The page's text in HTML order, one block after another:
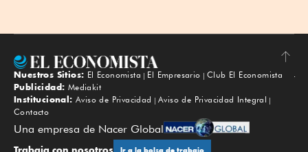
Subir
Nuestros Sitios: El Economista El Empresario
Club El Economista
Publicidad: Mediakit
Institucional: Aviso de Privacidad
Aviso de Privacidad Integral
Contacto
Una empresa de Nacer Global
Trabaja con nosotros